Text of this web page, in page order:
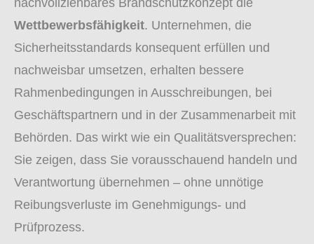
nachvollziehbares Brandschutzkonzept die
Wettbewerbsfähigkeit. Unternehmen, die
Sicherheitsstandards konsequent erfüllen und
nachweisbar umsetzen, erhalten bessere
Rahmenbedingungen in Ausschreibungen, bei
Geschäftspartnern und in der Zusammenarbeit mit
Behörden. Das wirkt wie ein Qualitätsversprechen:
Sie zeigen, dass Sie vorausschauend handeln und
Verantwortung übernehmen – ohne unnötige
Reibungsverluste im Genehmigungs- und
Prüfprozess.